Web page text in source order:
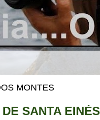
MONTES
SANTA EINÉS